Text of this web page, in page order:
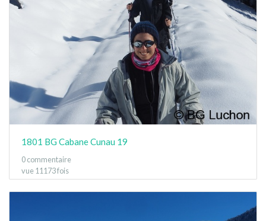
1801 BG Cabane Cunau 19
0 commentaire
vue 11173 fois